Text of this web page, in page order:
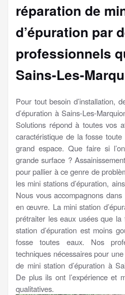
réparation de
d’épuration par
professionnels
Sains-Les-
Pour tout besoin d’installation,
d’épuration à Sains-Les-
Solutions répond à toutes vos
caractéristique de la fosse
grand espace. Que faire si
grande surface ?
pour pallier à ce genre de
les mini stations d’épuration,
Nous vous accompagnons
en œuvre. La mini station
prétraiter les eaux usées que
station d’épuration est moins
fosse toutes eaux. Nos
techniques nécessaires pour
de mini station d’épuration à
De plus ils ont l’expérience et
qualitatives.